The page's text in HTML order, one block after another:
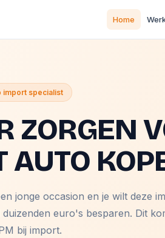
Home
import specialist
ZORGEN
AUTO
jonge occasion en je wilt deze
duizenden euro's besparen. Dit
bij import.